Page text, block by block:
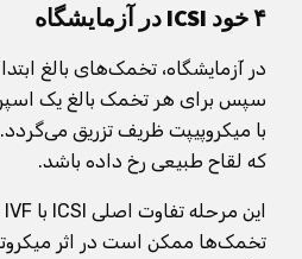
۴ خود ICSI در آزمایشگاه
در آزمایشگاه، تخمک‌های بالغ
سپس برای هر تخمک بالغ یک
با میکروپیپت ظریف تزریق
که لقاح طبیعی رخ داده باشد.
تخمک‌ها ممکن است در اثر